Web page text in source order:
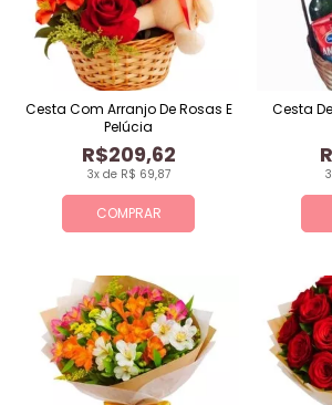
COMPRAR
3x de R$ 69,87
R$209,62
Cesta Com Arranjo De Rosas E
Pelúcia
Cesta